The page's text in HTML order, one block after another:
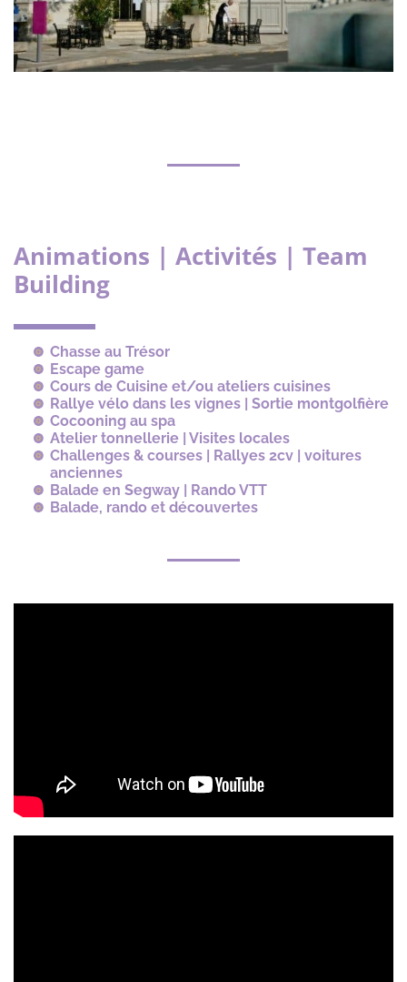
Animations | Activités | Team
Building
Chasse au Trésor
Escape game
Cours de Cuisine et/ou ateliers cuisines
Rallye vélo dans les vignes | Sortie montgolfière
Cocooning au spa
Atelier tonnellerie | Visites locales
Challenges & courses | Rallyes 2cv | voitures
anciennes
Balade en Segway | Rando VTT
Balade, rando et découvertes